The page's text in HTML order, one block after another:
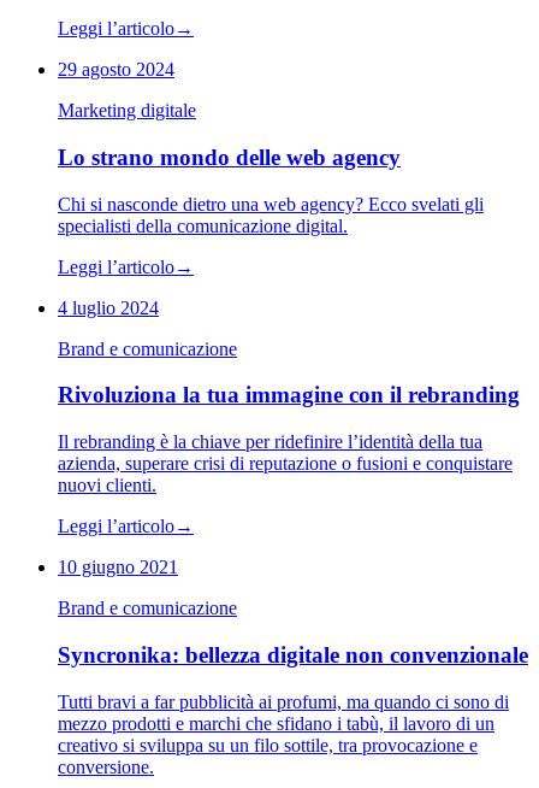
Leggi l’articolo→
29 agosto 2024
Marketing digitale
Lo strano mondo delle web agency
Chi si nasconde dietro una web agency? Ecco svelati gli
specialisti della comunicazione digital.
Leggi l’articolo→
4 luglio 2024
Brand e comunicazione
Rivoluziona la tua immagine con il rebranding
Il rebranding è la chiave per ridefinire l’identità della tua
azienda, superare crisi di reputazione o fusioni e conquistare
nuovi clienti.
Leggi l’articolo→
10 giugno 2021
Brand e comunicazione
Syncronika: bellezza digitale non convenzionale
Tutti bravi a far pubblicità ai profumi, ma quando ci sono di
mezzo prodotti e marchi che sfidano i tabù, il lavoro di un
creativo si sviluppa su un filo sottile, tra provocazione e
conversione.